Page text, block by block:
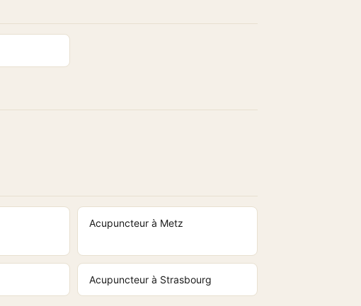
Acupuncteur à Metz
Acupuncteur à Strasbourg